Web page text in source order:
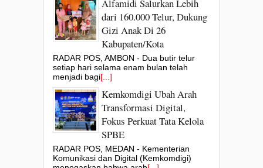
Alfamidi Salurkan Lebih
dari 160.000 Telur, Dukung
Gizi Anak Di 26
Kabupaten/Kota
RADAR POS, AMBON - Dua butir telur
setiap hari selama enam bulan telah
menjadi bagi[...]
Kemkomdigi Ubah Arah
Transformasi Digital,
Fokus Perkuat Tata Kelola
SPBE
RADAR POS, MEDAN - Kementerian
Komunikasi dan Digital (Kemkomdigi)